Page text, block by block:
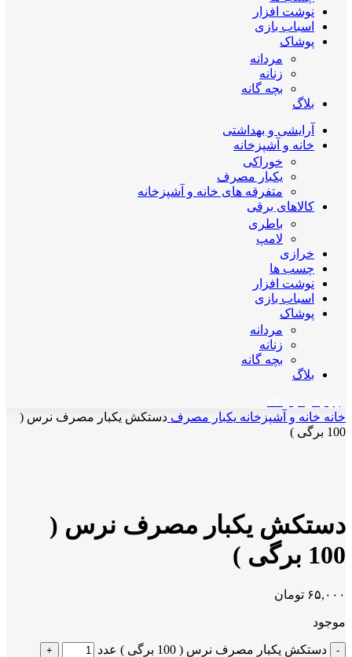
نوشت افزار
اسباب بازی
پوشاک
مردانه
زنانه
بچه گانه
بلاگ
آرایشی و بهداشتی
خانه و آشپزخانه
خوراکی
یکبار مصرف
متفرقه های خانه و آشپزخانه
کالاهای برقی
باطری
لامپ
خرازی
چسب ها
نوشت افزار
اسباب بازی
پوشاک
مردانه
زنانه
بچه گانه
بلاگ
خانه خانه و آشپزخانه یکبار مصرف دستکش یکبار مصرف نرس (
100 برگی )
دستکش یکبار مصرف نرس (
100 برگی )
۶۵,۰۰۰ تومان
موجود
دستکش یکبار مصرف نرس ( 100 برگی ) عدد